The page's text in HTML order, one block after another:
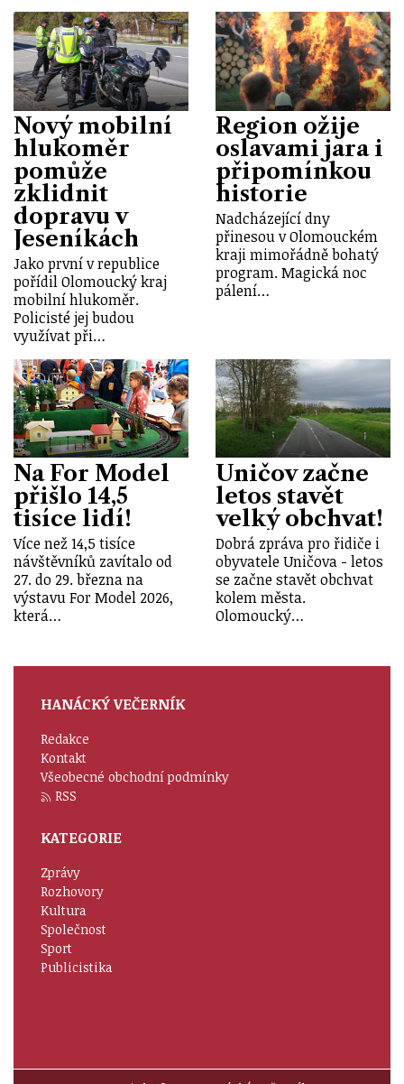
Nový mobilní
hlukoměr
pomůže
zklidnit
dopravu v
Jeseníkách
Jako první v republice
pořídil Olomoucký kraj
mobilní hlukoměr.
Policisté jej budou
využívat při…
Region ožije
oslavami jara i
připomínkou
historie
Nadcházející dny
přinesou v Olomouckém
kraji mimořádně bohatý
program. Magická noc
pálení…
Na For Model
přišlo 14,5
tisíce lidí!
Více než 14,5 tisíce
návštěvníků zavítalo od
27. do 29. března na
výstavu For Model 2026,
která…
Uničov začne
letos stavět
velký obchvat!
Dobrá zpráva pro řidiče i
obyvatele Uničova - letos
se začne stavět obchvat
kolem města.
Olomoucký…
HANÁCKÝ VEČERNÍK
Redakce
Kontakt
Všeobecné obchodní podmínky
RSS
KATEGORIE
Zprávy
Rozhovory
Kultura
Společnost
Sport
Publicistika